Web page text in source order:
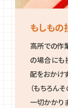
もしもの
高所での作
の場合にも
配をおかけ
（もちろん
一切かかり